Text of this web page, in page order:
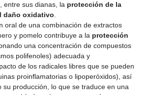
entre sus dianas, la protección de la
daño oxidativo
oral de una combinación de extractos
y pomelo contribuye a la protección
una concentración de compuestos
polifenoles) adecuada y
de los radicales libres que se pueden
proinflamatorias o lipoperóxidos), así
su producción, lo que se traduce en una